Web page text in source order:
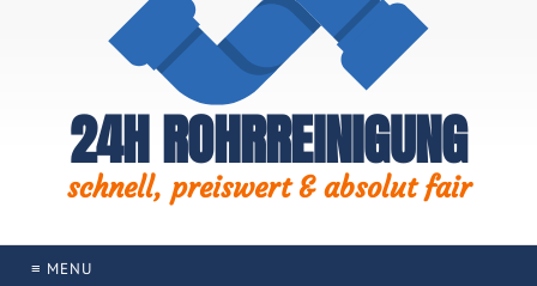
24H ROHRREINIGUNG
schnell, preiswert & absolut fair
≡ MENU